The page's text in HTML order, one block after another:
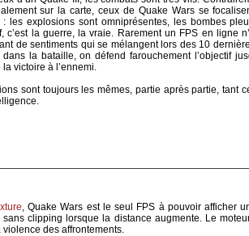
sur la carte, ceux de Quake Wars se
explosions sont omniprésentes, les bombes
la guerre, la vraie. Rarement un FPS en ligne
de sentiments qui se mélangent lors des 10
la bataille, on défend farouchement l’objectif
victoire à l’ennemi.
sont toujours les mêmes, partie après partie, tant
, Quake Wars est le seul FPS à pouvoir afficher
sans clipping lorsque la distance augmente. Le
des affrontements.